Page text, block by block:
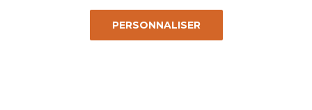
PERSONNALISER